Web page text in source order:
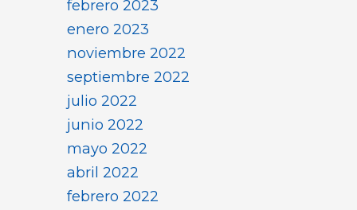
febrero 2023
enero 2023
noviembre 2022
septiembre 2022
julio 2022
junio 2022
mayo 2022
abril 2022
febrero 2022